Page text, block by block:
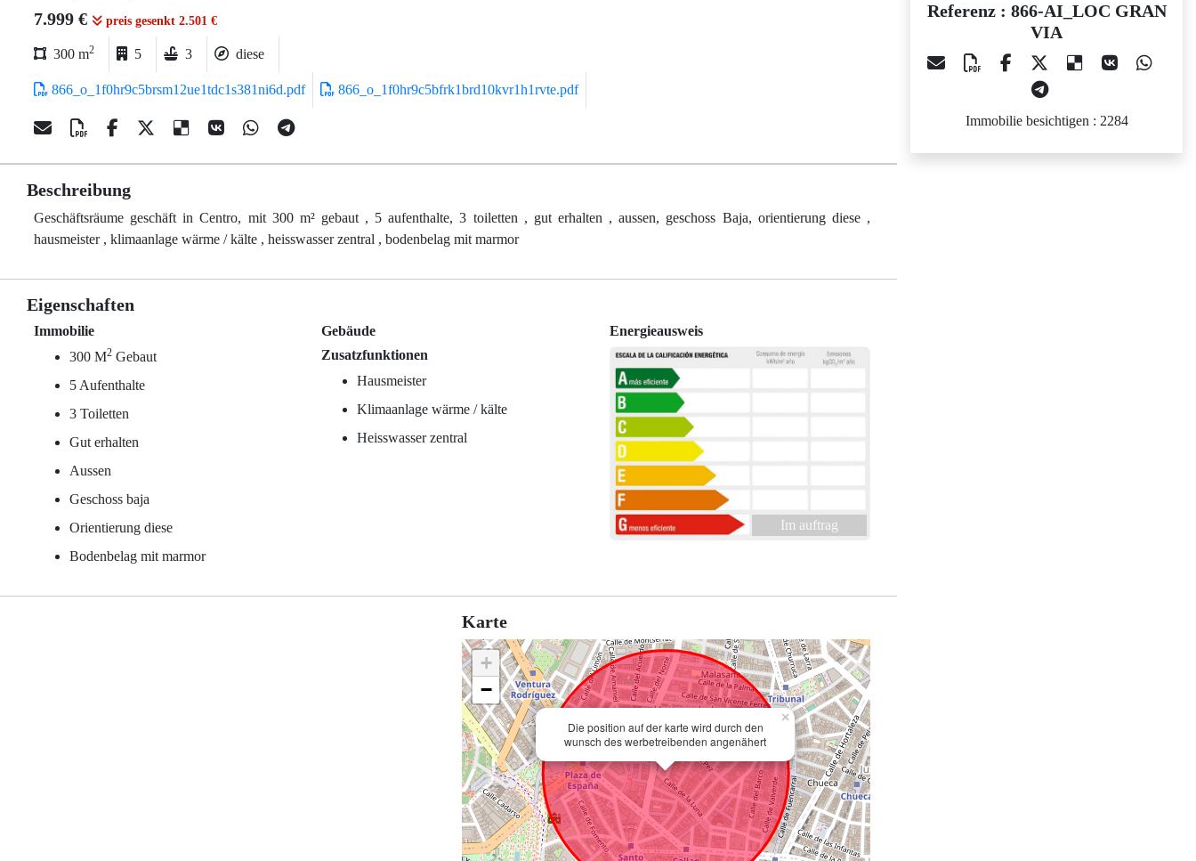
7.999 € preis gesenkt 2.501 €
300 m2 5 3 diese
866_o_1f0hr9c5brsm12ue1tdc1s381ni6d.pdf 866_o_1f0hr9c5bfrk1brd10kvr1h1rvte.pdf
Beschreibung
Geschäftsräume geschäft in Centro, mit 300 m² gebaut , 5 aufenthalte, 3 toiletten , gut erhalten , aussen, geschoss Baja, orientierung diese ,
hausmeister , klimaanlage wärme / kälte , heisswasser zentral , bodenbelag mit marmor
Eigenschaften
Immobilie
300 M2 Gebaut
5 Aufenthalte
3 Toiletten
Gut erhalten
Aussen
Geschoss baja
Orientierung diese
Bodenbelag mit marmor
Gebäude
Zusatzfunktionen
Hausmeister
Klimaanlage wärme / kälte
Heisswasser zentral
Energieausweis
Im auftrag
Karte
Die position auf der karte wird durch den
wunsch des werbetreibenden angenähert
×
+
−
Referenz : 866-AI_LOC GRAN
VIA
Immobilie besichtigen : 2284